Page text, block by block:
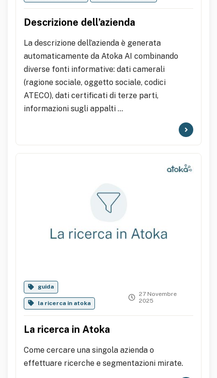
Descrizione dell’azienda
La descrizione dell’azienda è generata
automaticamente da Atoka AI combinando
diverse fonti informative: dati camerali
(ragione sociale, oggetto sociale, codici
ATECO), dati certificati di terze parti,
informazioni sugli appalti ...
guida
la ricerca in atoka
27 Novembre
2025
La ricerca in Atoka
Come cercare una singola azienda o
effettuare ricerche e segmentazioni mirate.